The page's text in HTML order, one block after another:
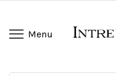
Menu